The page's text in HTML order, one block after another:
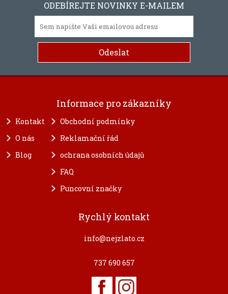
ODEBÍREJTE NOVINKY E-MAILEM
Informace pro zákazníky
Kontakt
O nás
Blog
Obchodní podmínky
Reklamační řád
ochrana osobních údajů
FAQ
Puncovní značky
Rychlý kontakt
info@nejzlato.cz
737 690 657